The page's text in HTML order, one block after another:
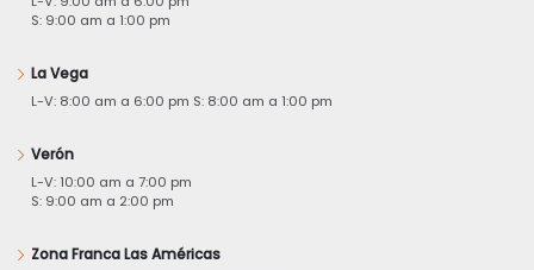
S: 9:00 am a 1:00 pm
La Vega
L-V: 8:00 am a 6:00 pm S: 8:00 am a 1:00 pm
Verón
L-V: 10:00 am a 7:00 pm
S: 9:00 am a 2:00 pm
Zona Franca Las Américas